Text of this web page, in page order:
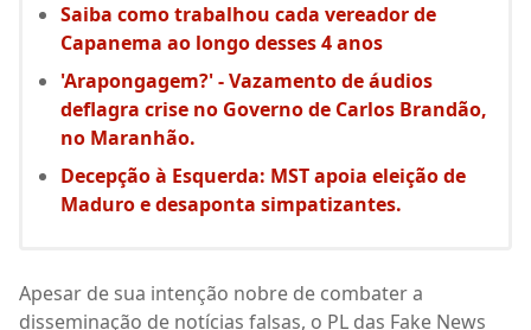
Saiba como trabalhou cada vereador de
Capanema ao longo desses 4 anos
'Arapongagem?' - Vazamento de áudios
deflagra crise no Governo de Carlos Brandão,
no Maranhão.
Decepção à Esquerda: MST apoia eleição de
Maduro e desaponta simpatizantes.
Apesar de sua intenção nobre de combater a
disseminação de notícias falsas, o PL das Fake News